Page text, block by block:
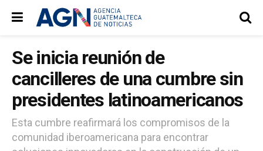
Se inicia reunión de
cancilleres de una cumbre sin
presidentes latinoamericanos
Esta cumbre reafirmará los compromisos de la
comunidad iberoamericana para encontrar